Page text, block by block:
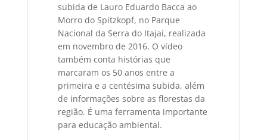
subida de Lauro Eduardo Bacca ao
Morro do Spitzkopf, no Parque
Nacional da Serra do Itajaí, realizada
em novembro de 2016. O vídeo
também conta histórias que
marcaram os 50 anos entre a
primeira e a centésima subida, além
de informações sobre as florestas da
região. É uma ferramenta importante
para educação ambiental.